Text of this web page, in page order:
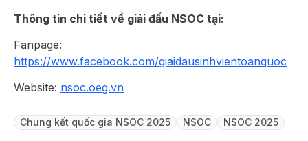
Thông tin chi tiết về giải đấu NSOC tại:
Fanpage:
https://www.facebook.com/giaidausinhvientoanquoc
Website: nsoc.oeg.vn
Chung kết quốc gia NSOC 2025 NSOC NSOC 2025